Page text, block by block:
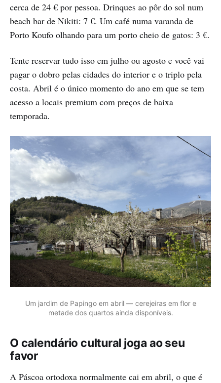
cerca de 24 € por pessoa. Drinques ao pôr do sol num
beach bar de Nikiti: 7 €. Um café numa varanda de
Porto Koufo olhando para um porto cheio de gatos: 3 €.
Tente reservar tudo isso em julho ou agosto e você vai
pagar o dobro pelas cidades do interior e o triplo pela
costa. Abril é o único momento do ano em que se tem
acesso a locais premium com preços de baixa
temporada.
Um jardim de Papingo em abril — cerejeiras em flor e
metade dos quartos ainda disponíveis.
O calendário cultural joga ao seu
favor
A Páscoa ortodoxa normalmente cai em abril, o que é